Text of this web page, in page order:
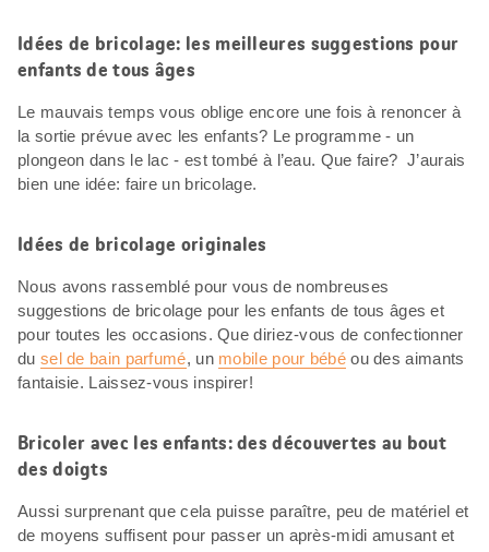
Idées de bricolage: les meilleures suggestions pour
enfants de tous âges
Le mauvais temps vous oblige encore une fois à renoncer à
la sortie prévue avec les enfants? Le programme - un
plongeon dans le lac - est tombé à l’eau. Que faire? J’aurais
bien une idée: faire un bricolage.
Idées de bricolage originales
Nous avons rassemblé pour vous de nombreuses
suggestions de bricolage pour les enfants de tous âges et
pour toutes les occasions. Que diriez-vous de confectionner
du sel de bain parfumé, un mobile pour bébéou des aimants
fantaisie. Laissez-vous inspirer!
Bricoler avec les enfants: des découvertes au bout
des doigts
Aussi surprenant que cela puisse paraître, peu de matériel et
de moyens suffisent pour passer un après-midi amusant et